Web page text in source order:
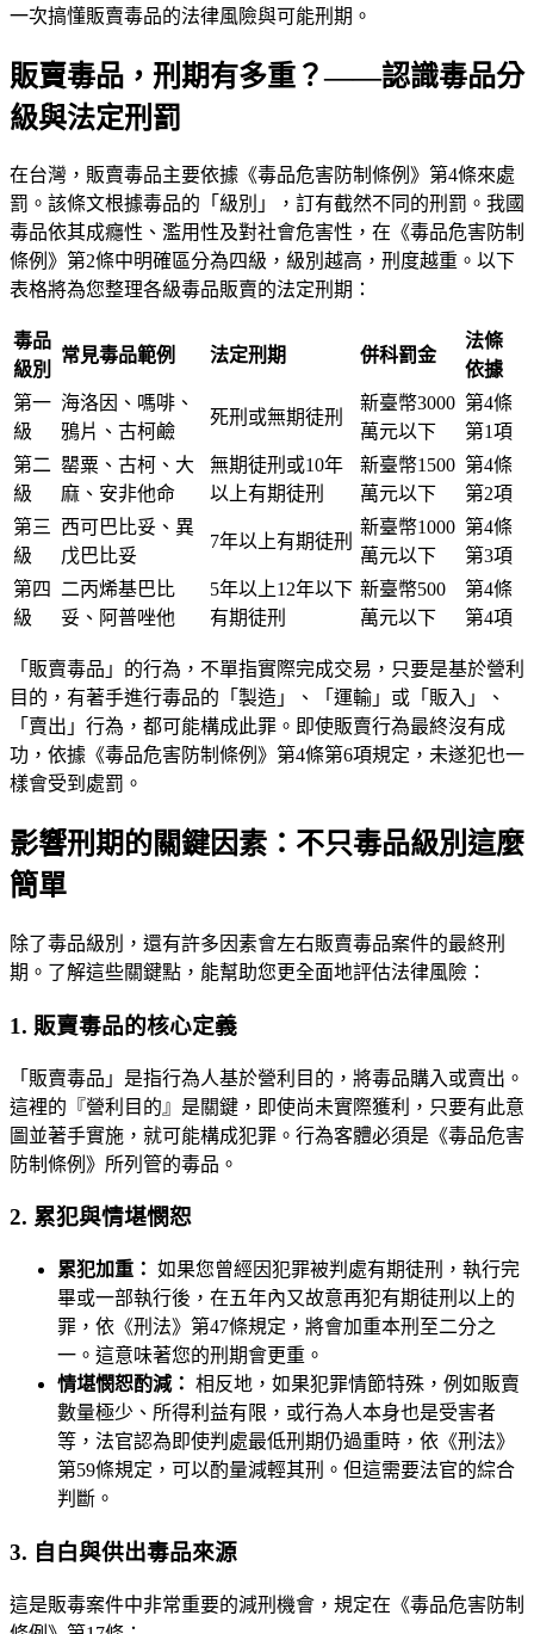
一次搞懂販賣毒品的法律風險與可能刑期。
販賣毒品，刑期有多重？——認識毒品分
級與法定刑罰
在台灣，販賣毒品主要依據《毒品危害防制條例》第4條來處
罰。該條文根據毒品的「級別」，訂有截然不同的刑罰。我國
毒品依其成癮性、濫用性及對社會危害性，在《毒品危害防制
條例》第2條中明確區分為四級，級別越高，刑度越重。以下
表格將為您整理各級毒品販賣的法定刑期：
毒品
級別
常見毒品範例 法定刑期 併科罰金
法條
依據
第一
級
海洛因、嗎啡、
鴉片、古柯鹼
死刑或無期徒刑
新臺幣3000
萬元以下
第4條
第1項
第二
級
罌粟、古柯、大
麻、安非他命
無期徒刑或10年
以上有期徒刑
新臺幣1500
萬元以下
第4條
第2項
第三
級
西可巴比妥、異
戊巴比妥
7年以上有期徒刑
新臺幣1000
萬元以下
第4條
第3項
第四
級
二丙烯基巴比
妥、阿普唑他
5年以上12年以下
有期徒刑
新臺幣500
萬元以下
第4條
第4項
「販賣毒品」的行為，不單指實際完成交易，只要是基於營利
目的，有著手進行毒品的「製造」、「運輸」或「販入」、
「賣出」行為，都可能構成此罪。即使販賣行為最終沒有成
功，依據《毒品危害防制條例》第4條第6項規定，未遂犯也一
樣會受到處罰。
影響刑期的關鍵因素：不只毒品級別這麼
簡單
除了毒品級別，還有許多因素會左右販賣毒品案件的最終刑
期。了解這些關鍵點，能幫助您更全面地評估法律風險：
1. 販賣毒品的核心定義
「販賣毒品」是指行為人基於營利目的，將毒品購入或賣出。
這裡的『營利目的』是關鍵，即使尚未實際獲利，只要有此意
圖並著手實施，就可能構成犯罪。行為客體必須是《毒品危害
防制條例》所列管的毒品。
2. 累犯與情堪憫恕
累犯加重： 如果您曾經因犯罪被判處有期徒刑，執行完
畢或一部執行後，在五年內又故意再犯有期徒刑以上的
罪，依《刑法》第47條規定，將會加重本刑至二分之
一。這意味著您的刑期會更重。
情堪憫恕酌減： 相反地，如果犯罪情節特殊，例如販賣
數量極少、所得利益有限，或行為人本身也是受害者
等，法官認為即使判處最低刑期仍過重時，依《刑法》
第59條規定，可以酌量減輕其刑。但這需要法官的綜合
判斷。
3. 自白與供出毒品來源
這是販毒案件中非常重要的減刑機會，規定在《毒品危害防制